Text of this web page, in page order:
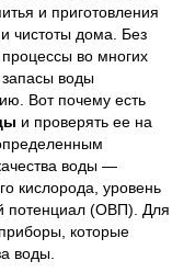
и приготовления
чистоты дома. Без
во многих
воды
Вот почему есть
и проверять ее на
воды —
кислорода, уровень
потенциал (ОВП). Для
которые
воды.